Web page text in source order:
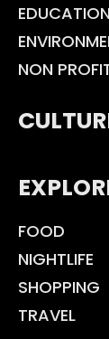
EDUCATION
NON
FOOD
NIGHTLIFE
SHOPPING
TRAVEL